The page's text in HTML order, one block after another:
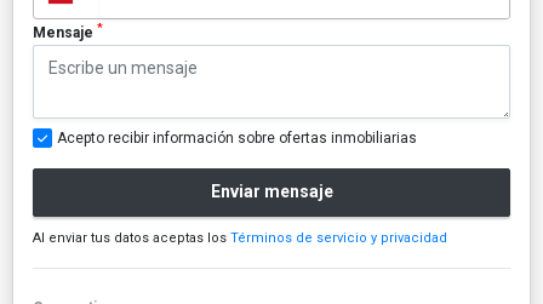
Mensaje *
Acepto recibir información sobre ofertas inmobiliarias
Enviar mensaje
Al enviar tus datos aceptas los Términos de servicio y privacidad